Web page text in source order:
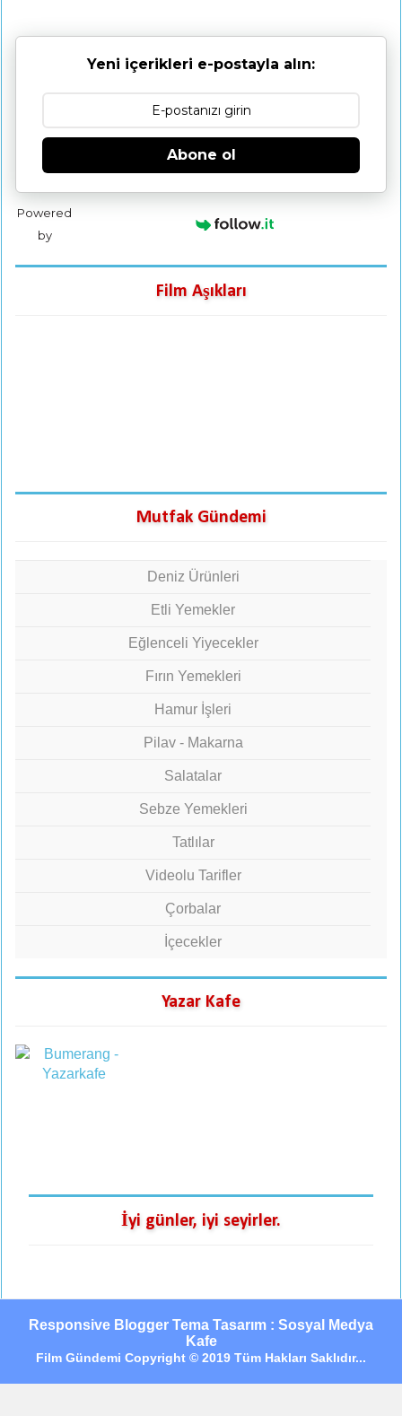
Yeni içerikleri e-postayla alın:
Abone ol
Powered
by
Film Aşıkları
Mutfak Gündemi
Deniz Ürünleri
Etli Yemekler
Eğlenceli Yiyecekler
Fırın Yemekleri
Hamur İşleri
Pilav - Makarna
Salatalar
Sebze Yemekleri
Tatlılar
Videolu Tarifler
Çorbalar
İçecekler
Yazar Kafe
İyi günler, iyi seyirler.
Responsive Blogger Tema Tasarım : Sosyal Medya
Kafe
Film Gündemi Copyright © 2019 Tüm Hakları Saklıdır...